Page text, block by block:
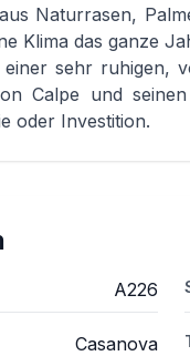
Naturrasen,
Klima das ganze
sehr ruhigen,
Calpe und
oder Investition.
A226
Casanova